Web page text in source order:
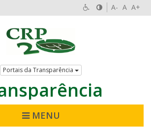
A- A A+
Portais da Transparência
MENU